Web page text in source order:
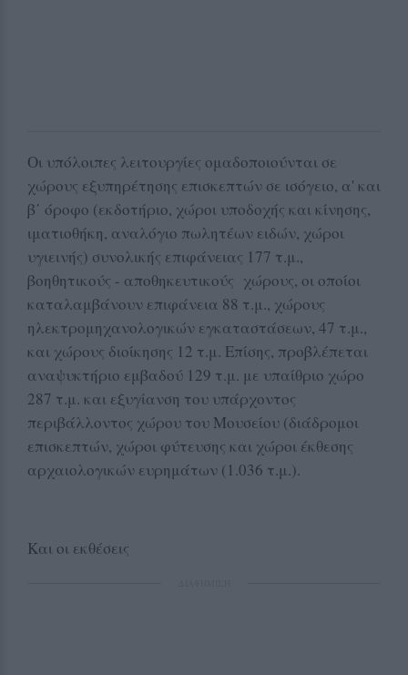
Οι υπόλοιπες λειτουργίες ομαδοποιούνται σε
χώρους εξυπηρέτησης επισκεπτών σε ισόγειο, α' και
β΄ όροφο (εκδοτήριο, χώροι υποδοχής και κίνησης,
ιματιοθήκη, αναλόγιο πωλητέων ειδών, χώροι
υγιεινής) συνολικής επιφάνειας 177 τ.μ.,
βοηθητικούς - αποθηκευτικούς χώρους, οι οποίοι
καταλαμβάνουν επιφάνεια 88 τ.μ., χώρους
ηλεκτρομηχανολογικών εγκαταστάσεων, 47 τ.μ.,
και χώρους διοίκησης 12 τ.μ. Επίσης, προβλέπεται
αναψυκτήριο εμβαδού 129 τ.μ. με υπαίθριο χώρο
287 τ.μ. και εξυγίανση του υπάρχοντος
περιβάλλοντος χώρου του Μουσείου (διάδρομοι
επισκεπτών, χώροι φύτευσης και χώροι έκθεσης
αρχαιολογικών ευρημάτων (1.036 τ.μ.).
Και οι εκθέσεις